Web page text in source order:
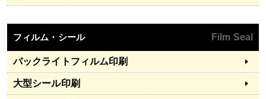
フィルム・シール Film Seal
バックライトフィルム印刷
大型シール印刷